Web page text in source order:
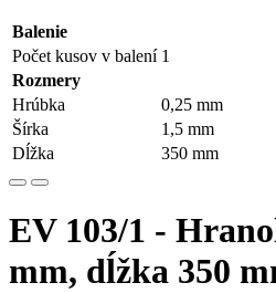
Balenie
Počet kusov v balení 1
Rozmery
Hrúbka
0,25 mm
Šírka
1,5 mm
Dĺžka
350 mm
EV 103/1 -
mm, dĺžka 350